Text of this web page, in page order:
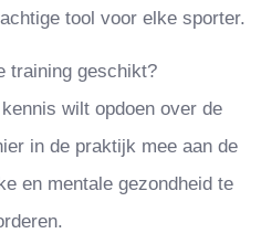
tool voor elke sporter.
training geschikt?
wilt opdoen over de
in de praktijk mee aan de
en mentale gezondheid te